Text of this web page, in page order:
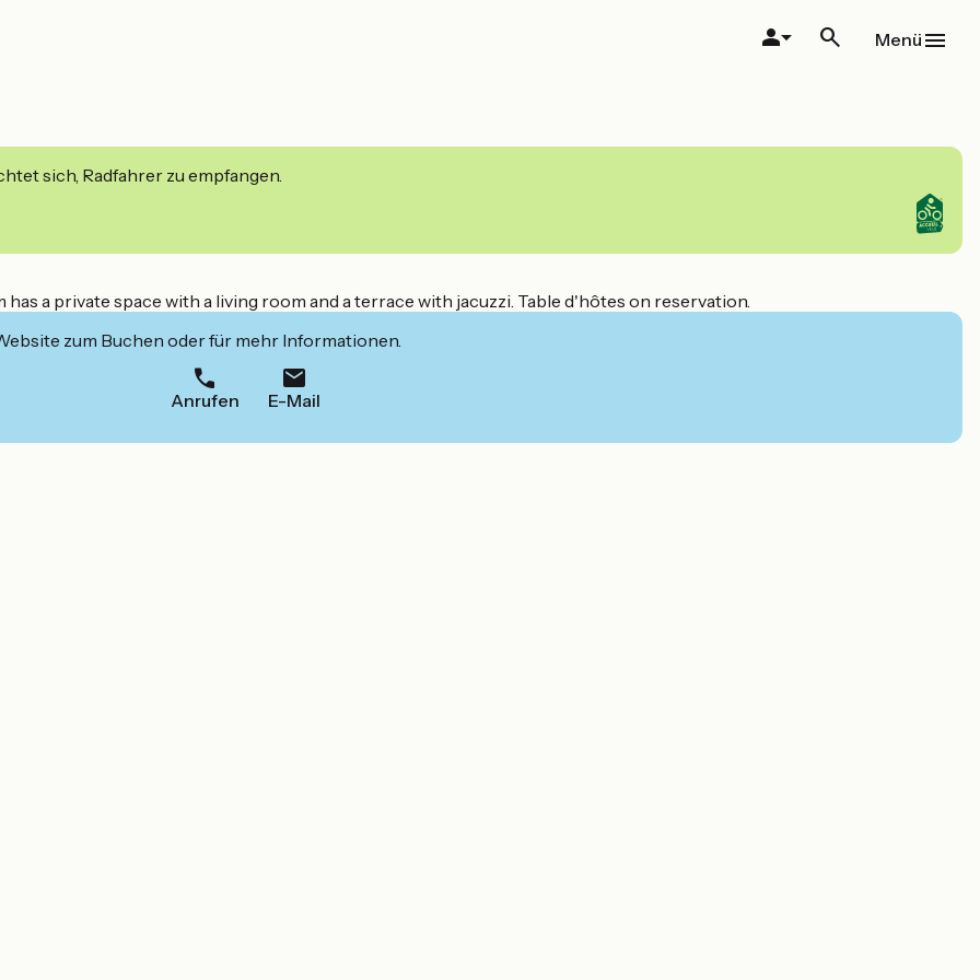
Menü
sich, Radfahrer zu empfangen.
a private space with a living room and a terrace with jacuzzi. Table d'hôtes on reservation.
zum Buchen oder für mehr Informationen.
Anrufen E-Mail